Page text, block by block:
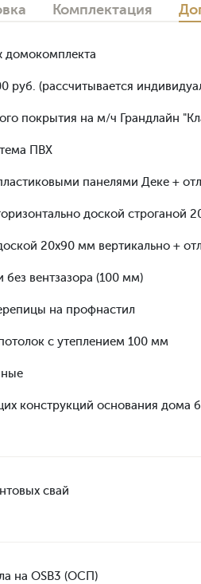
Комплектация
руб. (рассчитывается
покрытия на м/ч Грандлайн
ПВХ
панелями Деке +
доской строганой
20х90 мм вертикально +
вентзазора (100 мм)
на профнастил
с утеплением 100 мм
конструкций основания дома
свай
на OSB3 (ОСП)